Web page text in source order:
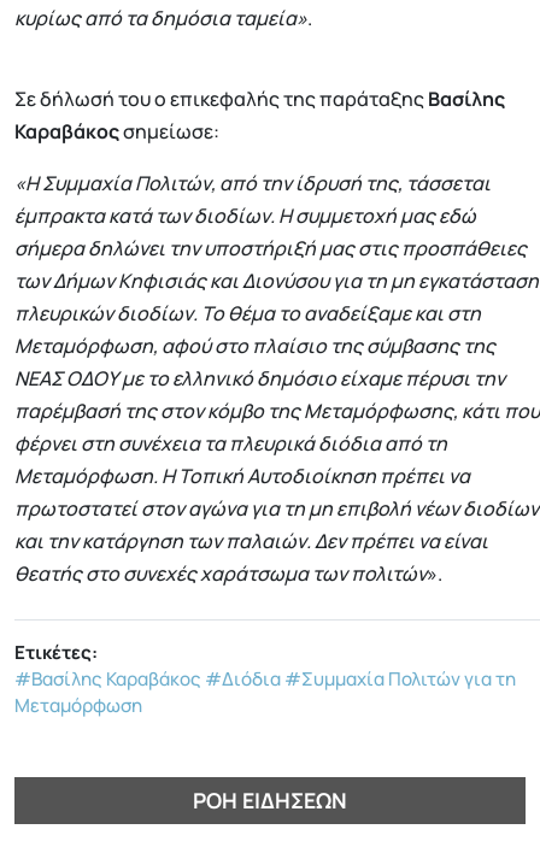
κυρίως από τα δημόσια ταμεία».
Σε δήλωσή του ο επικεφαλής της παράταξηςΒασίλης
Καραβάκοςσημείωσε:
«Η Συμμαχία Πολιτών, από την ίδρυσή της, τάσσεται
έμπρακτα κατά των διοδίων. Η συμμετοχή μας εδώ
σήμερα δηλώνει την υποστήριξή μας στις προσπάθειες
των Δήμων Κηφισιάς και Διονύσου για τη μη εγκατάσταση
πλευρικών διοδίων. Το θέμα το αναδείξαμε και στη
Μεταμόρφωση, αφού στο πλαίσιο της σύμβασης της
ΝΕΑΣ ΟΔΟΥ με το ελληνικό δημόσιο είχαμε πέρυσι την
παρέμβασή της στον κόμβο της Μεταμόρφωσης, κάτι που
φέρνει στη συνέχεια τα πλευρικά διόδια από τη
Μεταμόρφωση. Η Τοπική Αυτοδιοίκηση πρέπει να
πρωτοστατεί στον αγώνα για τη μη επιβολή νέων διοδίων
και την κατάργηση των παλαιών. Δεν πρέπει να είναι
θεατής στο συνεχές χαράτσωμα των πολιτών».
Ετικέτες:
#Βασίλης Καραβάκος #Διόδια#Συμμαχία Πολιτών για τη
Μεταμόρφωση
ΡΟΉ ΕΙΔΉΣΕΩΝ